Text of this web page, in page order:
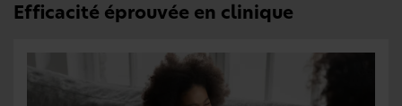
Efficacité éprouvée en clinique